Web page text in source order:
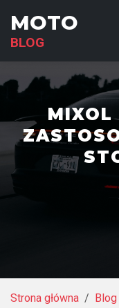
MOTO
BLOG
MIXOL
Strona główna
Blog